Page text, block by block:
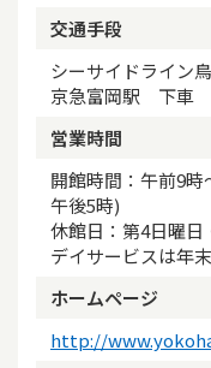
交通手段
シーサイドライ
京急富岡駅 下車
営業時間
開館時間：午前9
午後5時)
休館日：第4日曜日
デイサービスは年
ホームページ
http://